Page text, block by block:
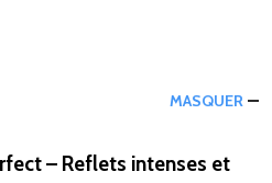
MASQUER
– Reflets intenses et